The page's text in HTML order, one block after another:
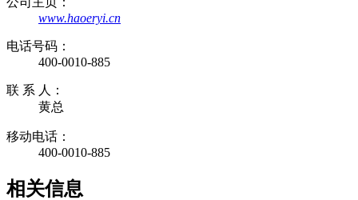
www.haoeryi.cn
电话号码：
400-0010-885
联 系 人：
黄总
移动电话：
400-0010-885
相关信息